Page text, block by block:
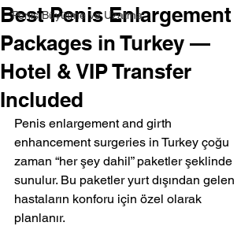
Penis Büyütme ve Uzatma
Best Penis Enlargement
Packages in Turkey —
Hotel & VIP Transfer
Included
Penis enlargement and girth
enhancement surgeries in Turkey çoğu
zaman “her şey dahil” paketler şeklinde
sunulur. Bu paketler yurt dışından gelen
hastaların konforu için özel olarak
planlanır.